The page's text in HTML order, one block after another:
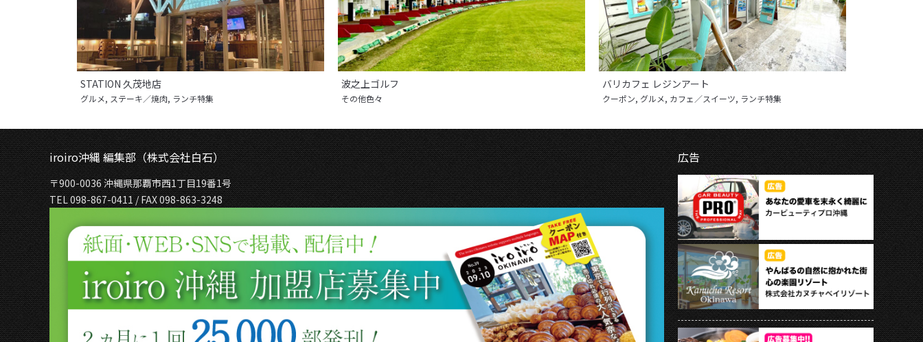
STATION 久茂地店
グルメ, ステーキ／焼肉, ランチ特集
波之上ゴルフ
その他色々
バリカフェ レジンアート
クーポン, グルメ, カフェ／スイーツ, ランチ特集
iroiro沖縄 編集部（株式会社白石）
〒900-0036 沖縄県那覇市西1丁目19番1号
TEL 098-867-0411 / FAX 098-863-3248
広告